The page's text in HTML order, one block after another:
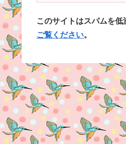
このサイトはスパムを
ご覧ください。